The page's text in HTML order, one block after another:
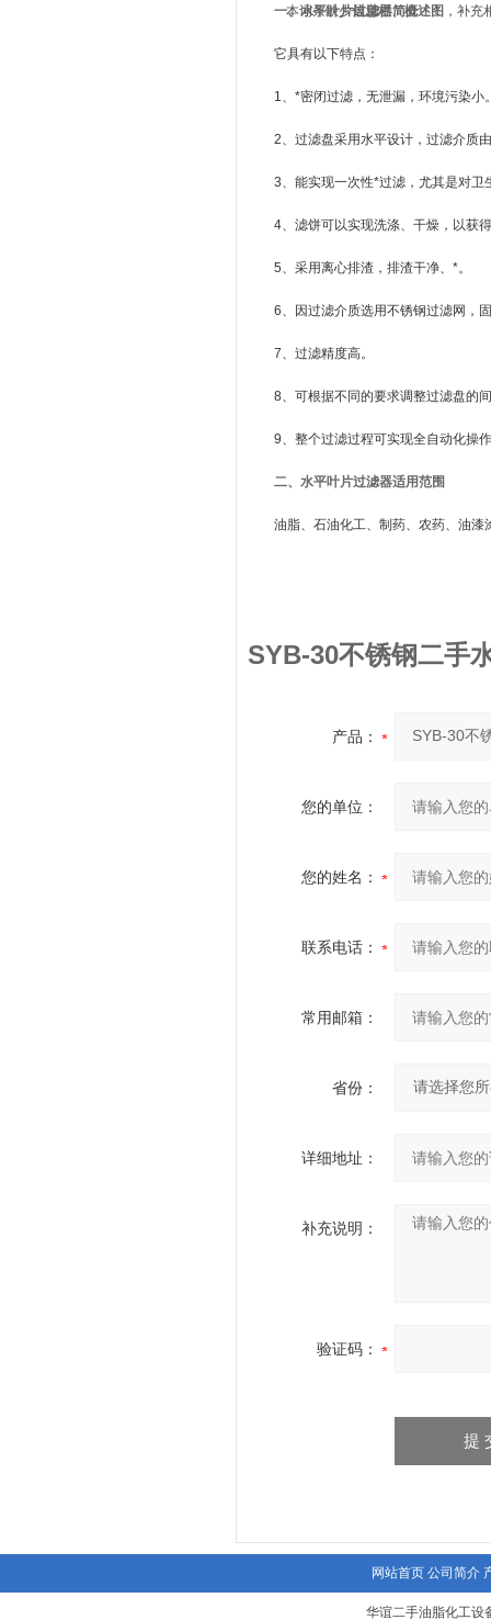
本词条缺少信息栏、概述图 ，补
一、水平叶片过滤器简介
它具有以下特点：
1、*密闭过滤，无泄漏，环境污染小
2、过滤盘采用水平设计，过滤介质
3、能实现一次性*过滤，尤其是对卫
4、滤饼可以实现洗涤、干燥，以获
5、采用离心排渣，排渣干净、*。
6、因过滤介质选用不锈钢过滤网，
7、过滤精度高。
8、可根据不同的要求调整过滤盘的
9、整个过滤过程可实现全自动化操
二、水平叶片过滤器适用范围
油脂、石油化工、制药、农药、油
SYB-30不锈钢二手
产品：
您的单位：
您的姓名：
联系电话：
常用邮箱：
省份：
详细地址：
补充说明：
验证码：
网站首页 公司简介
华谊二手油脂化工设